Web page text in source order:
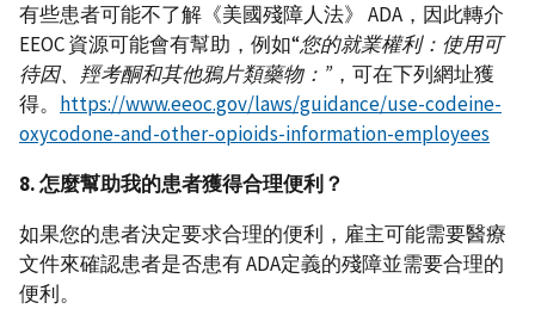
有些患者可能不了解《美國殘障人法》 ADA，因此轉介
EEOC 資源可能會有幫助，例如“您的就業權利：使用可
待因、羥考酮和其他鴉片類藥物： ”，可在下列網址獲
得。 https://www.eeoc.gov/laws/guidance/use-codeine-
oxycodone-and-other-opioids-information-employees
8. 怎麼幫助我的患者獲得合理便利？
如果您的患者決定要求合理的便利，雇主可能需要醫療
文件來確認患者是否患有 ADA定義的殘障並需要合理的
便利。